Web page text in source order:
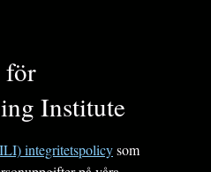
för
Institute
integritetspolicysom